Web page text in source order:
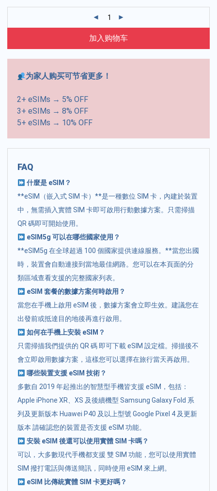
加入购物车
为家人购买可节省更多！
2+ eSIMs → 5% OFF
3+ eSIMs → 8% OFF
5+ eSIMs → 10% OFF
FAQ
什麼是 eSIM？
**eSIM（嵌入式 SIM 卡）**是一種數位 SIM 卡，內建於裝置
中，無需插入實體 SIM 卡即可啟用行動數據方案。只需掃描
QR 碼即可開始使用。
eSIM5g 可以在哪些國家使用？
**eSIM5g 在全球超過 100 個國家提供連線服務。**當您出國
時，裝置會自動連接到當地最佳網路。您可以在本頁面的分
類區域查看支援的完整國家列表。
eSIM 套餐的數據方案何時啟用？
當您在手機上啟用 eSIM 後，數據方案會立即生效。建議您在
出發前或抵達目的地後再進行啟用。
如何在手機上安裝 eSIM？
只需掃描我們提供的 QR 碼 即可下載 eSIM 設定檔。掃描後不
會立即啟用數據方案，這樣您可以選擇在旅行當天再啟用。
哪些裝置支援 eSIM 技術？
多數自 2019 年起推出的智慧型手機皆支援 eSIM，包括：
Apple iPhone XR、XS 及後續機型 Samsung Galaxy Fold 系
列及更新版本 Huawei P40 及以上型號 Google Pixel 4 及更新
版本 請確認您的裝置是否支援 eSIM 功能。
安裝 eSIM 後還可以使用實體 SIM 卡嗎？
可以，大多數現代手機都支援 雙 SIM 功能，您可以使用實體
SIM 撥打電話與傳送簡訊，同時使用 eSIM 來上網。
eSIM 比傳統實體 SIM 卡更好嗎？